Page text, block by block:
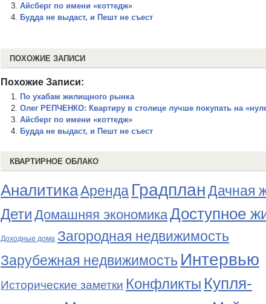
Айсберг по имени «коттедж»
Будда не выдаст, и Пешт не съест
ПОХОЖИЕ ЗАПИСИ
Похожие Записи:
По ухабам жилищного рынка
Олег РЕПЧЕНКО: Квартиру в столице лучше покупать на
Айсберг по имени «коттедж»
Будда не выдаст, и Пешт не съест
КВАРТИРНОЕ ОБЛАКО
АналитикаАренда ГрадпланДачная
Дети Домашняя экономикаДоступное
Доходные дома Загородная недвижимость
Зарубежная недвижимость Интервью
Исторические заметки Конфликты Купля-